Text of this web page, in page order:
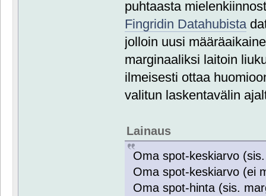
puhtaasta
Fingridin Datahubista
jolloin uusi
marginaaliksi laitoin
ilmeisesti ottaa
valitun laskentavälin
Lainaus
Oma spot-keskiarvo
Oma spot-keskiarvo (ei
Oma spot-hinta (sis.